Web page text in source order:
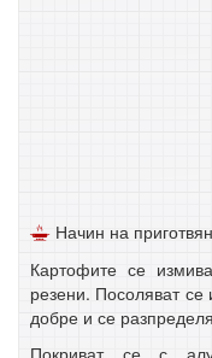
Начин на
Картофите се
резени. Посоляват се
добре и се
Покриват се с